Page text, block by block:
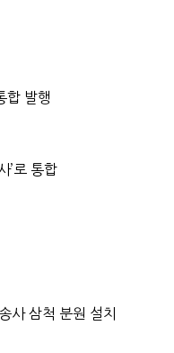
합 발행
’로 통합
사 삼척 분원 설치